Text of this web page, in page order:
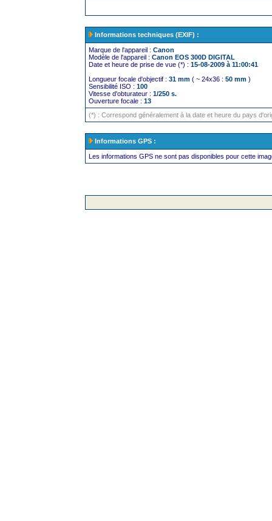
Informations techniques (EXIF) :
Marque de l'appareil : Canon
Modèle de l'appareil : Canon EOS 300D DIGITAL
Date et heure de prise de vue (*) : 15-08-2009 à 11:00:41
Longueur focale d'objectif : 31 mm ( ~ 24x36 : 50 mm )
Sensibilité ISO : 100
Vitesse d'obturateur : 1/250 s.
Ouverture focale : 13
(*) : Correspond généralement à la date et heure du pays
Informations GPS :
Les informations GPS ne sont pas disponibles pour cette